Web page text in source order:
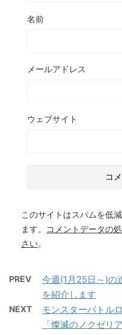
名前
メールアドレス
ウェブサイト
このサイトはスパムを低
ます。
コメントデータの
さい。
PREV
今週(1月25日～)の
を紹介します
NEXT
モンスターバトル
「燦滅のノクゼリ